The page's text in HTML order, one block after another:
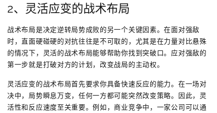
2、灵活应变的战术布局
战术布局是决定逆转局势成败的另一个关键因素。在面对强敌
时，直面硬碰硬的对抗往往是不可取的，尤其是在力量对比悬殊
的情况下，灵活的战术布局能够帮助你找到突破口。应对强敌的
第一步就是打破对方的计划，改变战局的主动权。
灵活应变的战术布局首先要求你具备快速反应的能力。在一场对
决中，局势瞬息万变，任何一方都可能突然改变策略。因此，灵
活性和反应速度至关重要。例如，商业竞争中，一家公司可以通